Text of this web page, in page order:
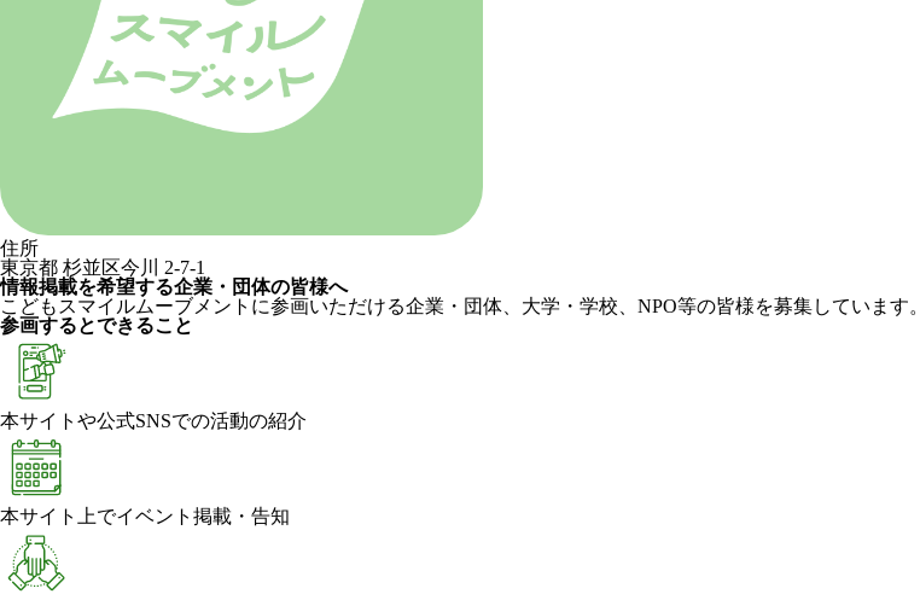
住所
東京都 杉並区今川 2-7-1
情報掲載を希望する企業・団体の皆様へ
こどもスマイルムーブメントに参画いただける企業・団体、大学・学校、NPO等の皆様を募集しています。
参画するとできること
本サイトや公式SNSでの活動の紹介
本サイト上でイベント掲載・告知